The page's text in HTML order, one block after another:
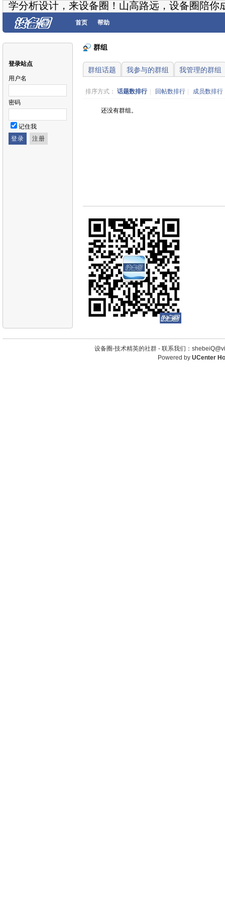
学分析设计，来设备圈！山高路远，设备圈陪你
首页 帮助
登录站点
用户名
密码
记住我
群组
群组话题 我参与的群组 我管理的群组
排序方式： 话题数排行 回帖数排行 成员数排行
还没有群组。
设备圈-技术精英的社群 - 联系我们：
Powered by UCenter